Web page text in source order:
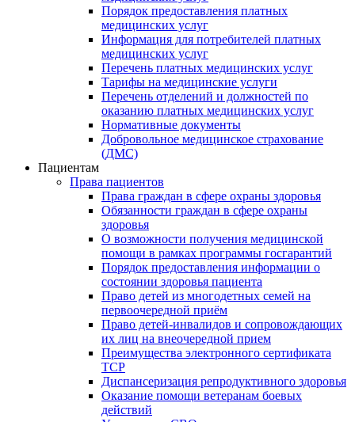
Порядок предоставления платных
медицинских услуг
Информация для потребителей платных
медицинских услуг
Перечень платных медицинских услуг
Тарифы на медицинские услуги
Перечень отделений и должностей по
оказанию платных медицинских услуг
Нормативные документы
Добровольное медицинское страхование
(ДМС)
Пациентам
Права пациентов
Права граждан в сфере охраны здоровья
Обязанности граждан в сфере охраны
здоровья
О возможности получения медицинской
помощи в рамках программы госгарантий
Порядок предоставления информации о
состоянии здоровья пациента
Право детей из многодетных семей на
первоочередной приём
Право детей-инвалидов и сопровождающих
их лиц на внеочередной прием
Преимущества электронного сертификата
ТСР
Диспансеризация репродуктивного здоровья
Оказание помощи ветеранам боевых
действий